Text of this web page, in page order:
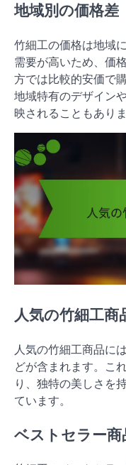
地域別の価格差
竹細工の価格は地域
需要が高いため、価
方では比較的安価で
地域特有のデザイン
映されることもありま
人気の竹細工商
人気の竹細工商品に
どが含まれます。こ
り、独特の美しさを
ています。
ベストセラー商